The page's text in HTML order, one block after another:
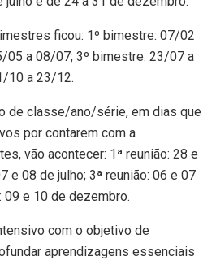
ficou: 1º bimestre: 07/02
05 a 08/07; 3º bimestre: 23/07 a
10 a 23/12.
de classe/ano/série, em dias que
por contarem com a
vão acontecer: 1ª reunião: 28 e
e 08 de julho; 3ª reunião: 06 e 07
09 e 10 de dezembro.
com o objetivo de
aprendizagens essenciais